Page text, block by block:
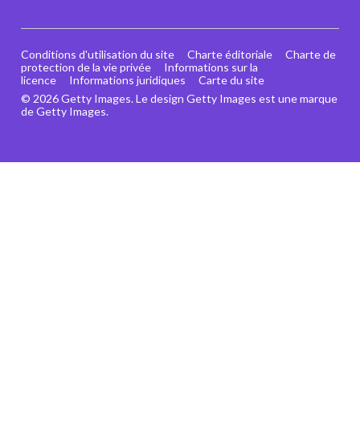
© 2026 Getty Images. Le design Getty Images est une marque
de Getty Images.
Conditions d'utilisation du site Charte éditoriale
Charte de
protection de la vie privée
Informations sur la
licence
Informations juridiques Carte du site